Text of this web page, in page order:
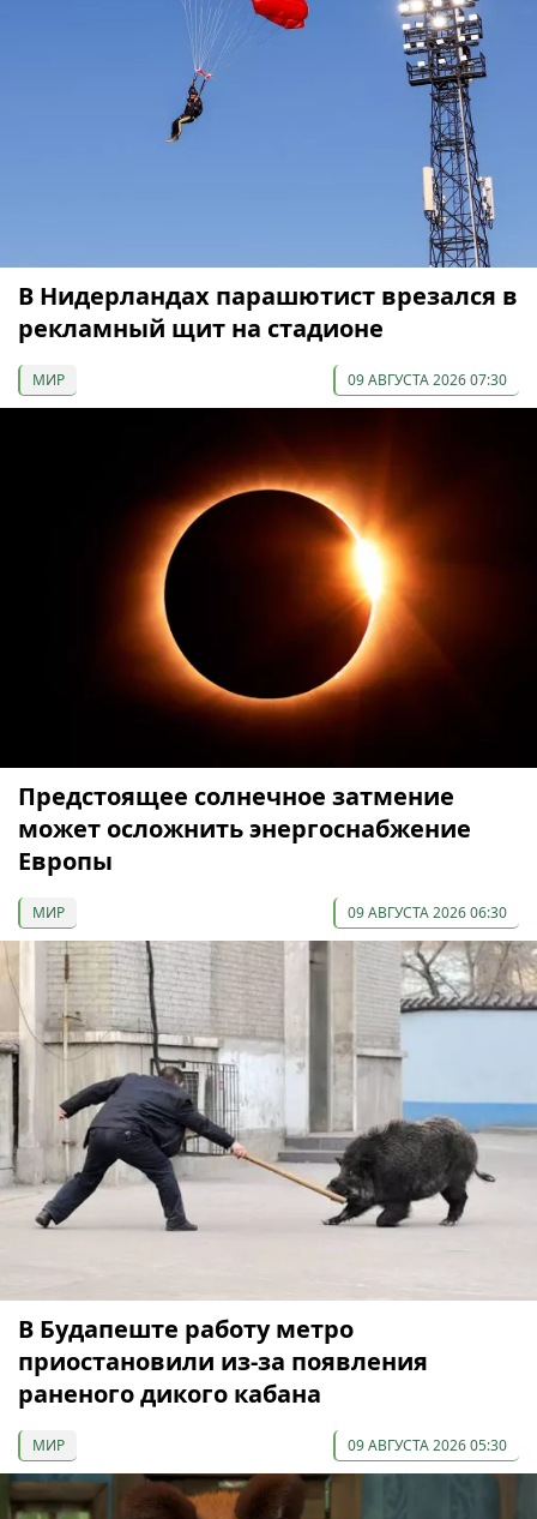
В Нидерландах парашютист врезался в
рекламный щит на стадионе
МИР 09 АВГУСТА 2026 07:30
Предстоящее солнечное затмение
может осложнить энергоснабжение
Европы
МИР 09 АВГУСТА 2026 06:30
В Будапеште работу метро
приостановили из-за появления
раненого дикого кабана
МИР 09 АВГУСТА 2026 05:30